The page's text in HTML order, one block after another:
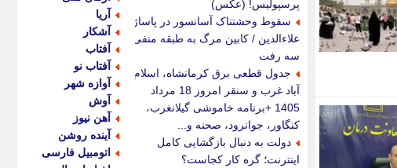
پرسپولیس! (عکس)
سقوط وحشتناک آسانسور در پاساژ
علاءالدین / کابین مرگ به طبقه منفی
سه رفت
جدول قطعی برق کرمانشاه، اسلام
آباد غرب و سنقر امروز 18 مرداد
1405 +برنامه خاموشی گیلانغرب،
کنگاور، جوانرود، صحنه و...
دولت به دنبال بازگشایی کامل
اینترنت؛ گره کار کجاست؟
آریا
آشکار
آفتاب
آفتاب نو
آوازه شهر
آوش
آهن نیوز
آینده روشن
اتومبیل فارسی